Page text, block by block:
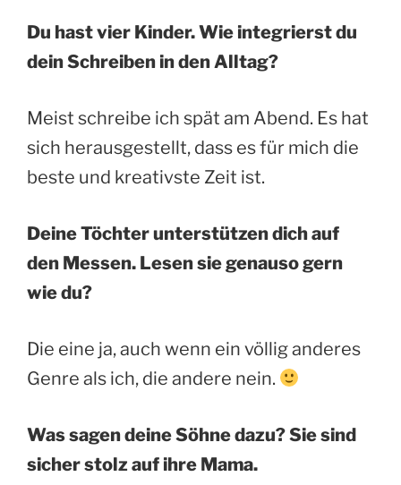
Du hast vier Kinder. Wie integrierst du
dein Schreiben in den Alltag?
Meist schreibe ich spät am Abend. Es hat
sich herausgestellt, dass es für mich die
beste und kreativste Zeit ist.
Deine Töchter unterstützen dich auf
den Messen. Lesen sie genauso gern
wie du?
Die eine ja, auch wenn ein völlig anderes
Genre als ich, die andere nein.
Was sagen deine Söhne dazu? Sie sind
sicher stolz auf ihre Mama.